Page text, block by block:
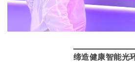
缔造健康智能光